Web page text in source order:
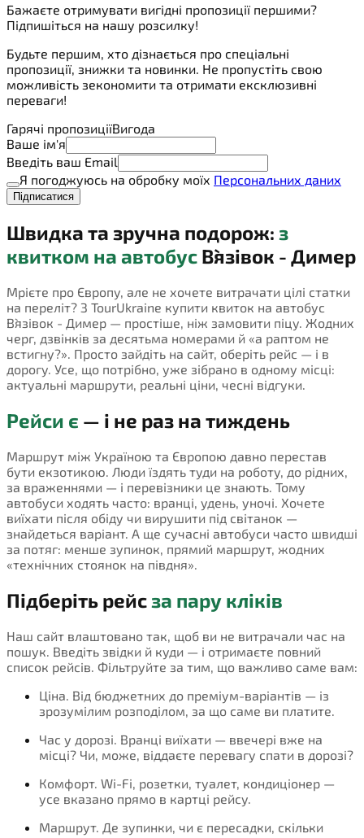
Бажаєте отримувати вигідні пропозиції першими?
Підпишіться на нашу розсилку!
Будьте першим, хто дізнається про спеціальні
пропозиції, знижки та новинки. Не пропустіть свою
можливість зекономити та отримати ексклюзивні
переваги!
Гарячі пропозиціїВигода
Ваше ім'я
Введіть ваш Email
Я погоджуюсь на обробку моїх Персональних даних
Підписатися
Швидка та зручна подорож: з
квитком на автобус В`язівок - Димер
Мрієте про Європу, але не хочете витрачати цілі статки
на переліт? З TourUkraine купити квиток на автобус
В`язівок - Димер — простіше, ніж замовити піцу. Жодних
черг, дзвінків за десятьма номерами й «а раптом не
встигну?». Просто зайдіть на сайт, оберіть рейс — і в
дорогу. Усе, що потрібно, уже зібрано в одному місці:
актуальні маршрути, реальні ціни, чесні відгуки.
Рейси є — і не раз на тиждень
Маршрут між Україною та Європою давно перестав
бути екзотикою. Люди їздять туди на роботу, до рідних,
за враженнями — і перевізники це знають. Тому
автобуси ходять часто: вранці, удень, уночі. Хочете
виїхати після обіду чи вирушити під світанок —
знайдеться варіант. А ще сучасні автобуси часто швидші
за потяг: менше зупинок, прямий маршрут, жодних
«технічних стоянок на півдня».
Підберіть рейсза пару кліків
Наш сайт влаштовано так, щоб ви не витрачали час на
пошук. Введіть звідки й куди — і отримаєте повний
список рейсів. Фільтруйте за тим, що важливо саме вам:
Ціна. Від бюджетних до преміум-варіантів — із
зрозумілим розподілом, за що саме ви платите.
Час у дорозі. Вранці виїхати — ввечері вже на
місці? Чи, може, віддаєте перевагу спати в дорозі?
Комфорт. Wi-Fi, розетки, туалет, кондиціонер —
усе вказано прямо в картці рейсу.
Маршрут. Де зупинки, чи є пересадки, скільки